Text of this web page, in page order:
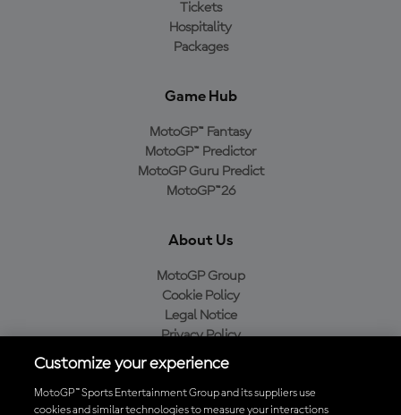
Tickets
Hospitality
Packages
Game Hub
MotoGP™ Fantasy
MotoGP™ Predictor
MotoGP Guru Predict
MotoGP™26
About Us
MotoGP Group
Cookie Policy
Legal Notice
Privacy Policy
Purchase Policy
Customize your experience
MotoGP™ Sports Entertainment Group and its suppliers use
cookies and similar technologies to measure your interactions